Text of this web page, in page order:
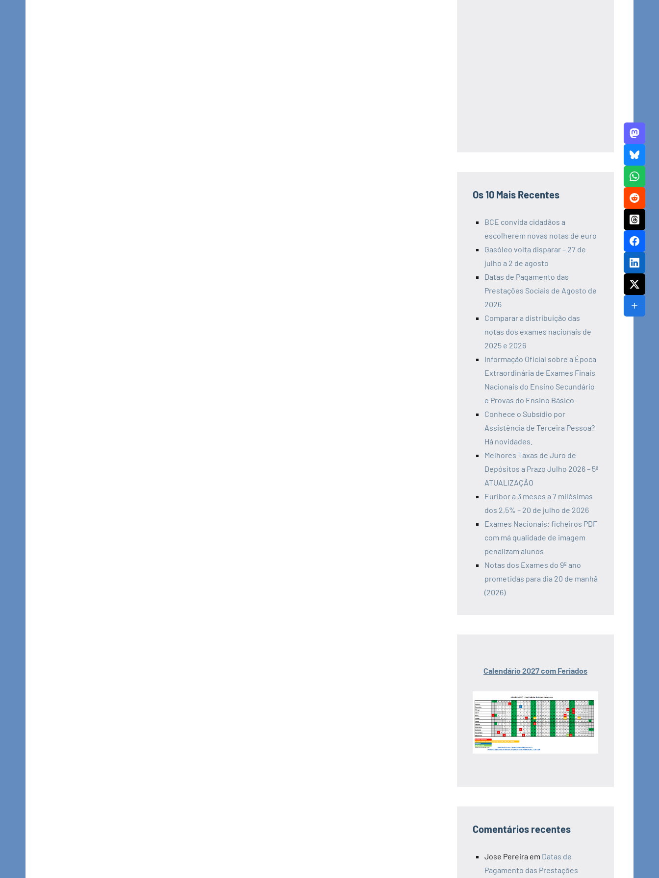
Os 10 Mais Recentes
BCE convida cidadãos a
escolherem novas notas de euro
Gasóleo volta disparar – 27 de
julho a 2 de agosto
Datas de Pagamento das
Prestações Sociais de Agosto de
2026
Comparar a distribuição das
notas dos exames nacionais de
2025 e 2026
Informação Oficial sobre a Época
Extraordinária de Exames Finais
Nacionais do Ensino Secundário
e Provas do Ensino Básico
Conhece o Subsídio por
Assistência de Terceira Pessoa?
Há novidades.
Melhores Taxas de Juro de
Depósitos a Prazo Julho 2026 – 5ª
ATUALIZAÇÃO
Euribor a 3 meses a 7 milésimas
dos 2,5% – 20 de julho de 2026
Exames Nacionais: ficheiros PDF
com má qualidade de imagem
penalizam alunos
Notas dos Exames do 9º ano
prometidas para dia 20 de manhã
(2026)
Calendário 2027 com Feriados
Comentários recentes
Jose Pereira em Datas de
Pagamento das Prestações